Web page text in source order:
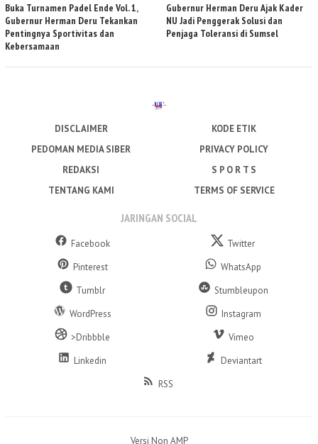
Buka Turnamen Padel Ende Vol. 1,
Gubernur Herman Deru Tekankan
Pentingnya Sportivitas dan
Kebersamaan
Gubernur Herman Deru Ajak Kader
NU Jadi Penggerak Solusi dan
Penjaga Toleransi di Sumsel
DISCLAIMER
KODE ETIK
PEDOMAN MEDIA SIBER
PRIVACY POLICY
REDAKSI
S P O R T S
TENTANG KAMI
TERMS OF SERVICE
JARINGAN SOCIAL
Facebook
Twitter
Pinterest
WhatsApp
Tumblr
Stumbleupon
WordPress
Instagram
>Dribbble
Vimeo
Linkedin
Deviantart
RSS
Versi Non AMP